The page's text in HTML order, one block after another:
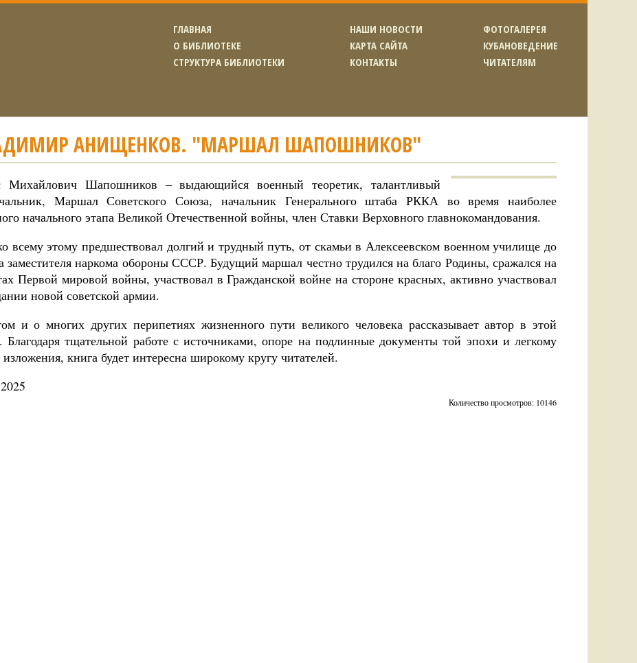
ГЛАВНАЯ
О БИБЛИОТЕКЕ
СТРУКТУРА БИБЛИОТЕКИ
НАШИ НОВОСТИ
КАРТА САЙТА
КОНТАКТЫ
ФОТОГАЛЕРЕЯ
КУБАНОВЕДЕНИЕ
ЧИТАТЕЛЯМ
АНИЩЕНКОВ. "МАРШАЛ ШАПОШНИКОВ"
Михайлович Шапошников – выдающийся военный теоретик, талантливый
Маршал Советского Союза, начальник Генерального штаба РККА во время наиболее
начального этапа Великой Отечественной войны, член Ставки Верховного главнокомандования.
всему этому предшествовал долгий и трудный путь, от скамьи в Алексеевском военном училище до
заместителя наркома обороны СССР. Будущий маршал честно трудился на благо Родины, сражался на
Первой мировой войны, участвовал в Гражданской войне на стороне красных, активно участвовал
новой советской армии.
и о многих других перипетиях жизненного пути великого человека рассказывает автор в этой
Благодаря тщательной работе с источниками, опоре на подлинные документы той эпохи и легкому
книга будет интересна широкому кругу читателей.
Количество просмотров: 10146